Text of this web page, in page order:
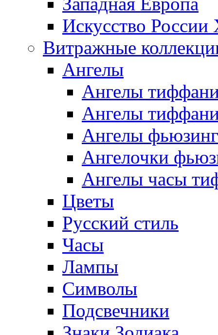
Искусство
Витражные
Ангелы
Ангелы
Ангелы
Ангелы фьюзинг
Ангелочки
Ангелы часы
Цветы
Русский стиль
Часы
Лампы
Символы
Подсвечники